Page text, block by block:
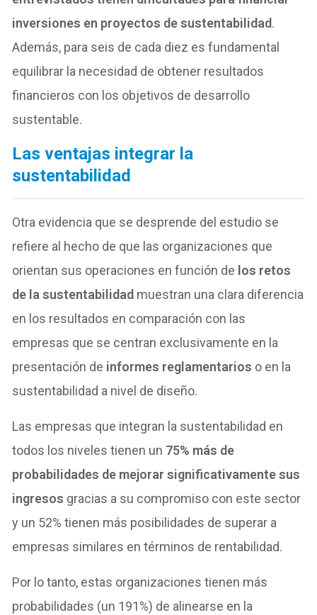
inversiones en proyectos de sustentabilidad.
Además, para seis de cada diez es fundamental
equilibrar la necesidad de obtener resultados
financieros con los objetivos de desarrollo
sustentable.
Las ventajas integrar la
sustentabilidad
Otra evidencia que se desprende del estudio se
refiere al hecho de que las organizaciones que
orientan sus operaciones en función de los retos
de la sustentabilidad muestran una clara diferencia
en los resultados en comparación con las
empresas que se centran exclusivamente en la
presentación de informes reglamentarios o en la
sustentabilidad a nivel de diseño.
Las empresas que integran la sustentabilidad en
todos los niveles tienen un 75% más de
probabilidades de mejorar significativamente sus
ingresos gracias a su compromiso con este sector
y un 52% tienen más posibilidades de superar a
empresas similares en términos de rentabilidad.
Por lo tanto, estas organizaciones tienen más
probabilidades (un 191%) de alinearse en la